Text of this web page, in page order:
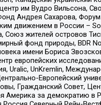
им Вудро Вильсона,
Андрея Сахарова,
движением в России –
Союз жителей островов
фонд природы, BDR
имени Бориса
европейских
Uralic, UnKremlin,
Европейский
Гражданский Совет,
Америка за демократию в